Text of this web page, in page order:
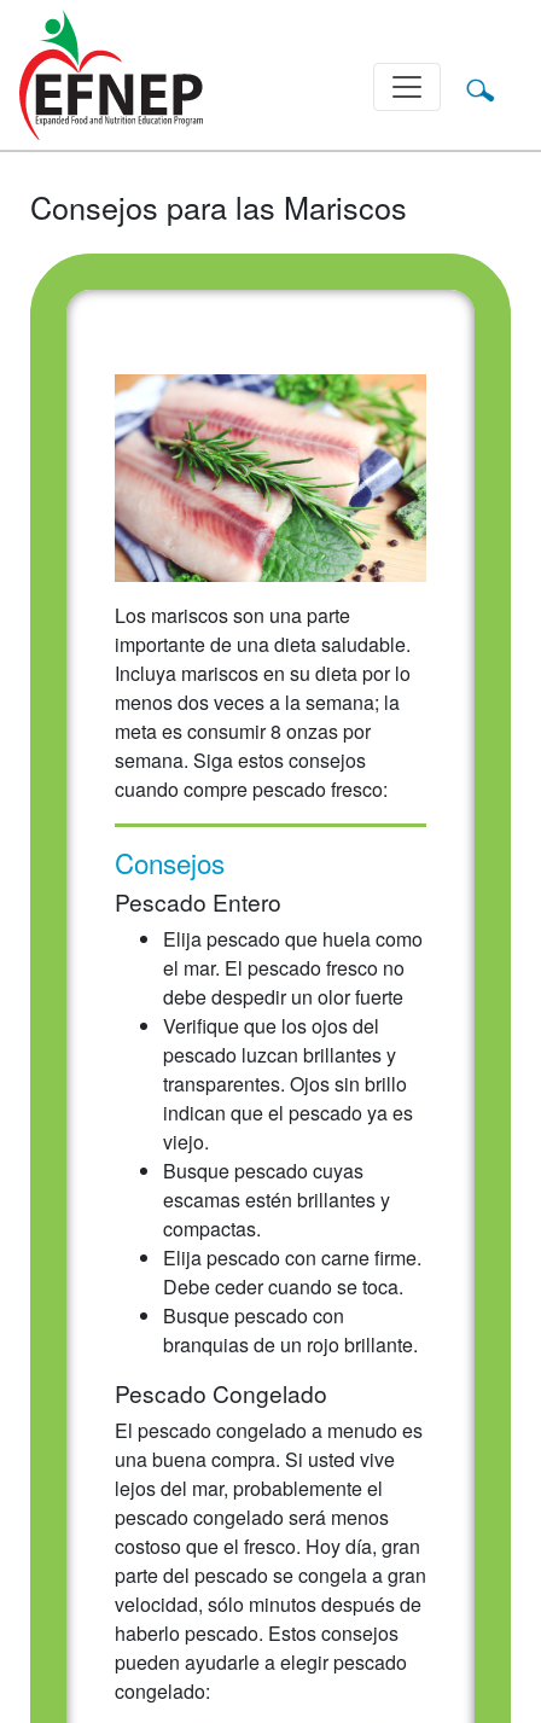
Main Navigation
Consejos para las Mariscos
Los mariscos son una parte
importante de una dieta saludable.
Incluya mariscos en su dieta por lo
menos dos veces a la semana; la
meta es consumir 8 onzas por
semana. Siga estos consejos
cuando compre pescado fresco:
Consejos
Pescado Entero
Elija pescado que huela como
el mar. El pescado fresco no
debe despedir un olor fuerte
Verifique que los ojos del
pescado luzcan brillantes y
transparentes. Ojos sin brillo
indican que el pescado ya es
viejo.
Busque pescado cuyas
escamas estén brillantes y
compactas.
Elija pescado con carne firme.
Debe ceder cuando se toca.
Busque pescado con
branquias de un rojo brillante.
Pescado Congelado
El pescado congelado a menudo es
una buena compra. Si usted vive
lejos del mar, probablemente el
pescado congelado será menos
costoso que el fresco. Hoy día, gran
parte del pescado se congela a gran
velocidad, sólo minutos después de
haberlo pescado. Estos consejos
pueden ayudarle a elegir pescado
congelado: